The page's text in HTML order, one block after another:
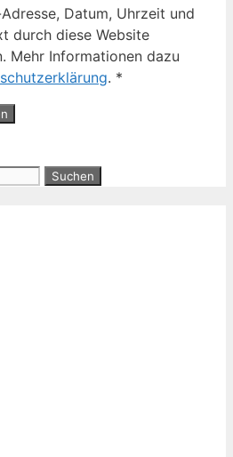
Datum, Uhrzeit und
durch diese Website
Mehr Informationen dazu
. *